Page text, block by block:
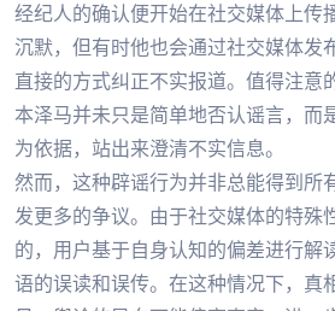
经纪人的确认便开始在社交媒体上传
沉默，但有时他也会通过社交媒体发
直接的方式纠正不实报道。值得注意
本泽马并未只是简单地否认谣言，而
为依据，站出来澄清不实信息。
然而，这种辟谣行为并非总能得到所
发更多的争议。由于社交媒体的特殊
的，用户基于自身认知的偏差进行解
语的误读和误传。在这种情况下，真